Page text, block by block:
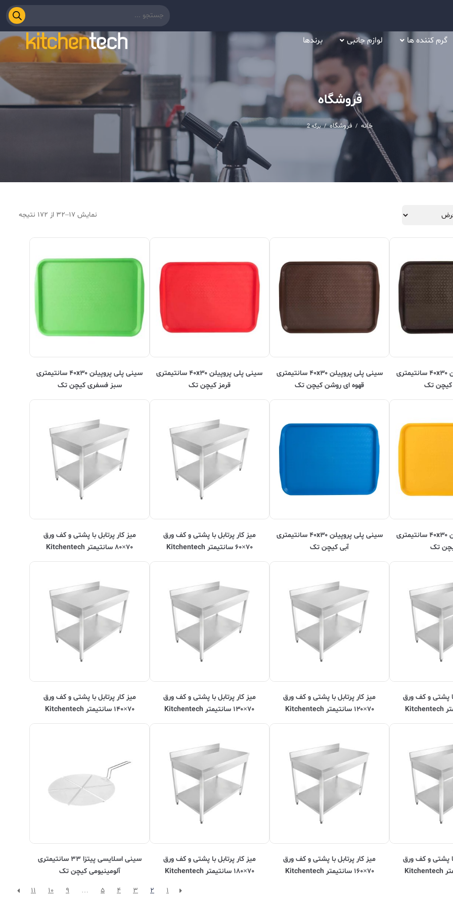
گرم کننده ها لوازم جانبی برندها
فروشگاه
خانه / فروشگاه / برگه 2
نمایش 17–32 از 172 نتیجه
سینی پلی پروپیلن ۴۰x۳۰ سانتیمتری
کیچن تک
سینی پلی پروپیلن ۴۰x۳۰ سانتیمتری
قهوه ای روشن کیچن تک
سینی پلی پروپیلن ۴۰x۳۰ سانتیمتری
قرمز کیچن تک
سینی پلی پروپیلن ۴۰x۳۰ سانتیمتری
سبز فسفری کیچن تک
سینی پلی پروپیلن ۴۰x۳۰ سانتیمتری
تک
سینی پلی پروپیلن ۴۰x۳۰ سانتیمتری
آبی کیچن تک
ميز کار پرتابل با پشتی و کف ورق
۷۰×۶۰ سانتیمتر Kitchentech
ميز کار پرتابل با پشتی و کف ورق
۷۰×۸۰ سانتیمتر Kitchentech
با پشتی و کف ورق
ميز کار پرتابل با پشتی و کف ورق
۷۰×۱۲۰ سانتیمتر Kitchentech
ميز کار پرتابل با پشتی و کف ورق
۷۰×۱۳۰ سانتیمتر Kitchentech
ميز کار پرتابل با پشتی و کف ورق
۷۰×۱۴۰ سانتیمتر Kitchentech
با پشتی و کف ورق
ميز کار پرتابل با پشتی و کف ورق
۷۰×۱۶۰ سانتیمتر Kitchentech
ميز کار پرتابل با پشتی و کف ورق
۷۰×۱۸۰ سانتیمتر Kitchentech
سینی اسلایسی پیتزا ۳۳ سانتیمتری
آلومینیومی کیچن تک
1
2
3
4
5
…
9
10
11